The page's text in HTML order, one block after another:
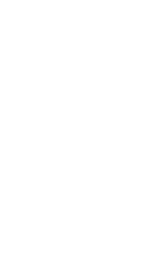
57
sati
može biti skraćeno.
rublja:
- 24:00 sata